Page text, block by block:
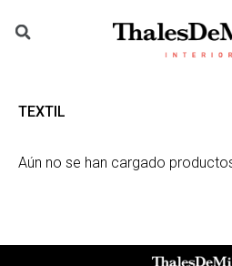
TEXTIL
Aún no se han cargado